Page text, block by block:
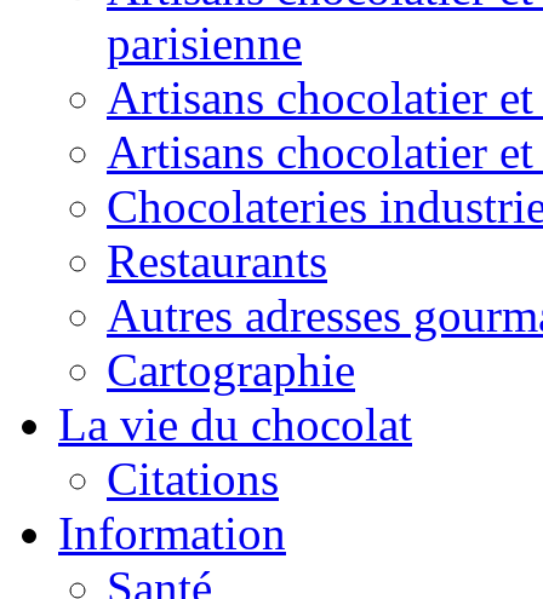
parisienne
Artisans chocolatier
Artisans chocolatier
Chocolateries
Restaurants
Autres adresses
Cartographie
La vie du chocolat
Citations
Information
Santé